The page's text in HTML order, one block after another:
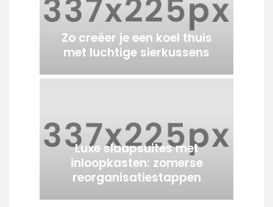
Zo creëer je een koel thuis
met luchtige sierkussens
Luxe slaapsuites met
inloopkasten: zomerse
reorganisatiestappen